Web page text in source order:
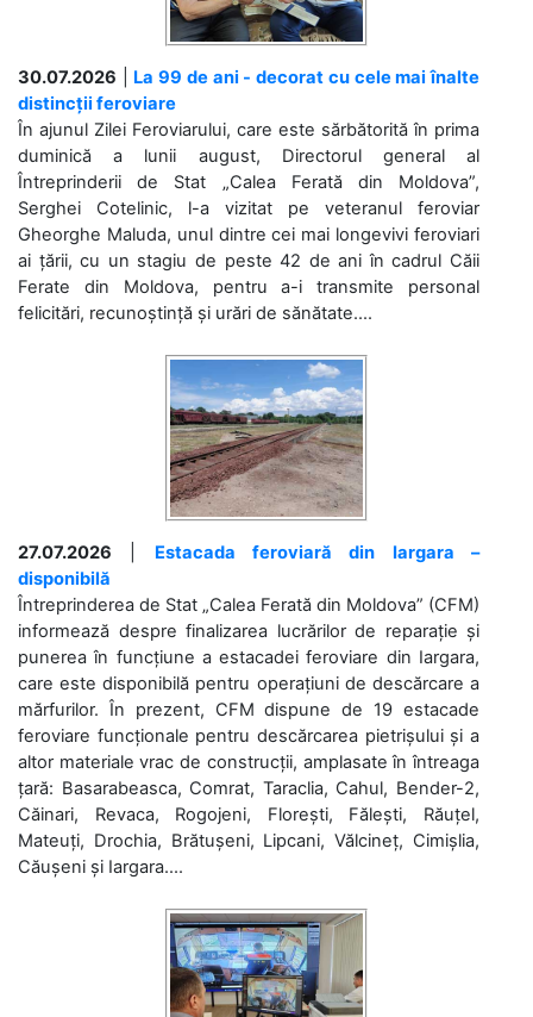
30.07.2026
La 99 de ani - decorat cu cele mai înalte
distincții feroviare
În ajunul Zilei Feroviarului, care este sărbătorită în prima
duminică a lunii august, Directorul general al
Întreprinderii de Stat „Calea Ferată din Moldova”,
Serghei Cotelinic, l-a vizitat pe veteranul feroviar
Gheorghe Maluda, unul dintre cei mai longevivi feroviari
ai țării, cu un stagiu de peste 42 de ani în cadrul Căii
Ferate din Moldova, pentru a-i transmite personal
felicitări, recunoștință și urări de sănătate....
27.07.2026
Estacada feroviară din Iargara –
disponibilă
Întreprinderea de Stat „Calea Ferată din Moldova” (CFM)
informează despre finalizarea lucrărilor de reparație și
punerea în funcțiune a estacadei feroviare din Iargara,
care este disponibilă pentru operațiuni de descărcare a
mărfurilor. În prezent, CFM dispune de 19 estacade
feroviare funcționale pentru descărcarea pietrișului și a
altor materiale vrac de construcții, amplasate în întreaga
țară: Basarabeasca, Comrat, Taraclia, Cahul, Bender-2,
Căinari, Revaca, Rogojeni, Florești, Fălești, Răuțel,
Mateuți, Drochia, Brătușeni, Lipcani, Vălcineț, Cimișlia,
Căușeni și Iargara....